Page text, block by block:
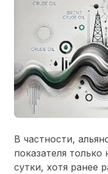
В частности,
показателя только
сутки, хотя ранее